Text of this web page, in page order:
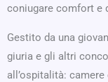
coniugare comfort e
Gestito da una
giuria e gli altri
all’ospitalità: